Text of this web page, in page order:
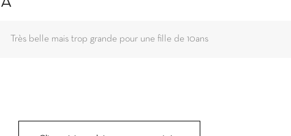
Très belle mais trop grande pour une fille de 10ans